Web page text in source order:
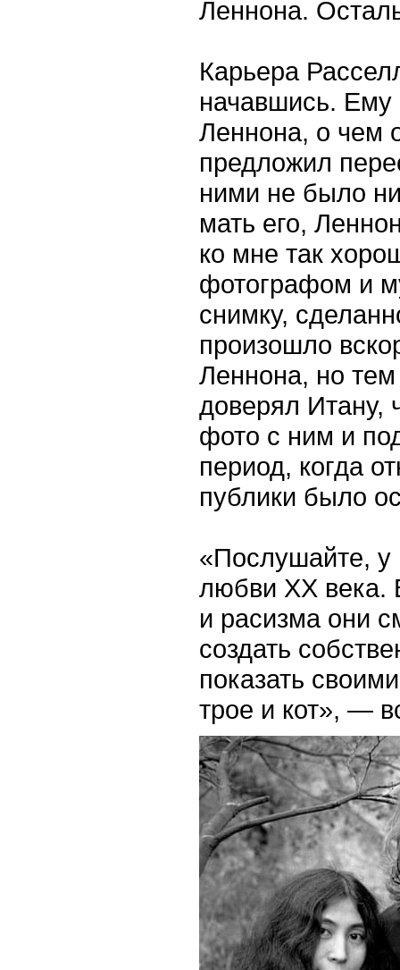
Леннона.
Карьера
начавшись. Ему
Леннона, о чем
предложил
ними не было
мать его,
ко мне так
фотографом и
снимку,
произошло
Леннона, но
доверял Итану,
фото с ним и
период, когда
публики было
«Послушайте, у
любви ХХ века.
и расизма они
создать
показать
трое и кот», —